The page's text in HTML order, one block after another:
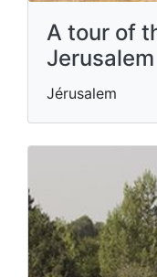
A tour of
Jerusalem
Jérusalem